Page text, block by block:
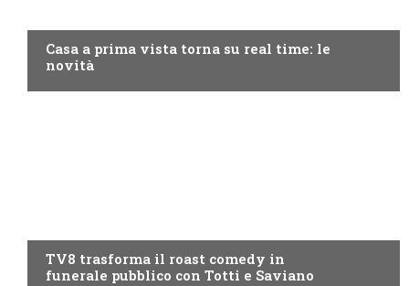
Casa a prima vista torna su real time: le
novità
TV8 trasforma il roast comedy in
funerale pubblico con Totti e Saviano